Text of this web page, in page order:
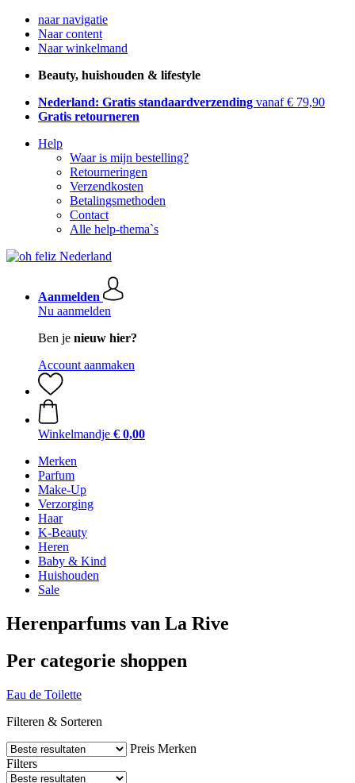
naar navigatie
Naar content
Naar winkelmand
Beauty, huishouden & lifestyle
Nederland: Gratis standaardverzending vanaf € 79,90
Gratis retourneren
Help
Waar is mijn bestelling?
Retourneringen
Verzendkosten
Betalingsmethoden
Contact
Alle help-thema`s
Aanmelden
Nu aanmelden
Ben je nieuw hier?
Account aanmaken
Winkelmandje € 0,00
Merken
Parfum
Make-Up
Verzorging
Haar
K-Beauty
Heren
Baby & Kind
Huishouden
Sale
Herenparfums van La Rive
Per categorie shoppen
Eau de Toilette
Filteren & Sorteren
Preis Merken
Filters